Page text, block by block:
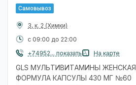
Самовывоз
3, к. 2 (Химки)
с 09:00 до 22:00
+74952... показать
На карте
GLS МУЛЬТИВИТАМИНЫ ЖЕНСКАЯ
ФОРМУЛА КАПСУЛЫ 430 МГ №60